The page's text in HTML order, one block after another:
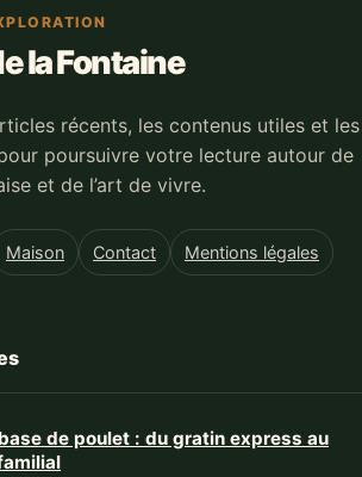
la Fontaine
récents, les contenus utiles et les
poursuivre votre lecture autour de
et de l’art de vivre.
Maison Contact Mentions légales
de poulet : du gratin express au